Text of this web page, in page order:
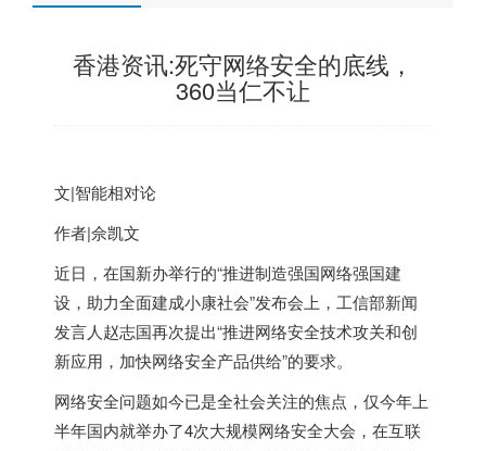
香港资讯:死守网络安全的底线，
360当仁不让
文|智能相对论
作者|佘凯文
近日，在国新办举行的“推进制造强国网络强国建
设，助力全面建成小康社会”发布会上，工信部新闻
发言人赵志国再次提出“推进网络安全技术攻关和创
新应用，加快网络安全产品供给”的要求。
网络安全问题如今已是全社会关注的焦点，仅今年上
半年国内就举办了4次大规模网络安全大会，在互联